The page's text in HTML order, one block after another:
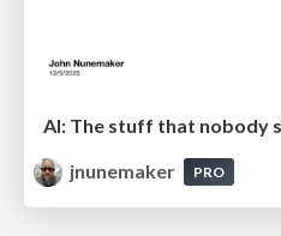
AI: The stuff that nobody
jnunemaker
PRO